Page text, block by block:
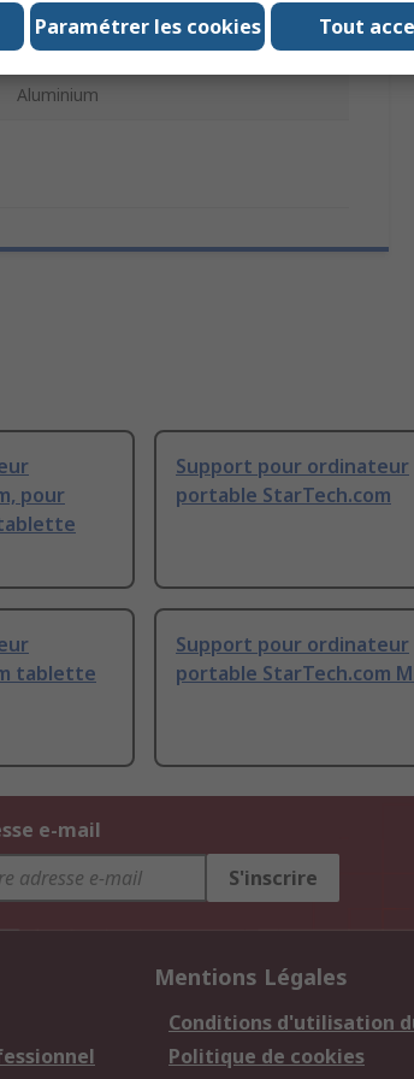
230.5mm
Aluminium
pour
Support pour ordinateur
portable StarTech.com
tablette
Support pour ordinateur
portable StarTech.com
e-mail
S'inscrire
Mentions Légales
Conditions d'utilisation
Politique de cookies
Tout
Paramétrer les cookies